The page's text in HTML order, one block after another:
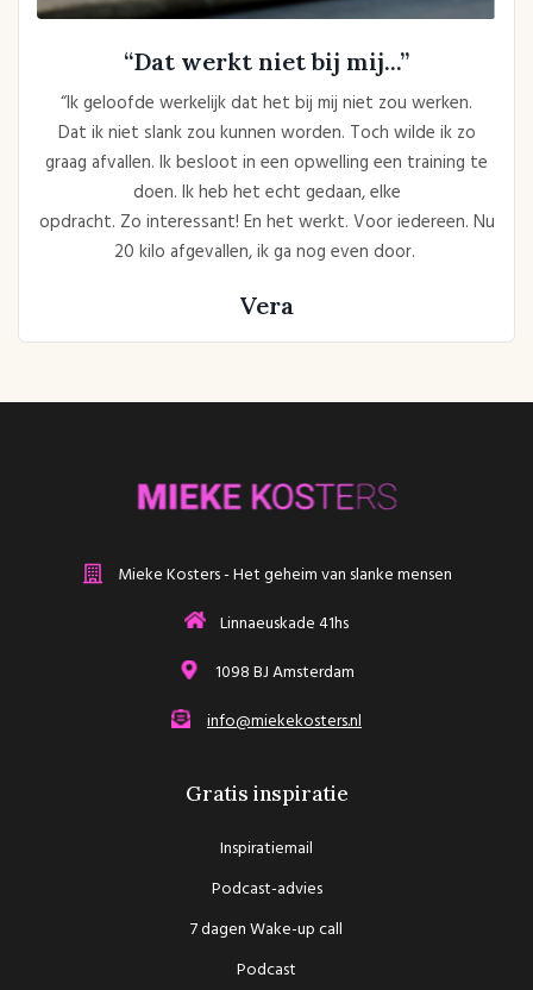
“Dat werkt niet bij mij...”
“Ik geloofde werkelijk dat het bij mij niet zou werken.
Dat ik niet slank zou kunnen worden. Toch wilde ik zo
graag afvallen. Ik besloot in een opwelling een training te
doen. Ik heb het echt gedaan, elke
opdracht. Zo interessant! En het werkt. Voor iedereen. Nu
20 kilo afgevallen, ik ga nog even door.
Vera
Mieke Kosters - Het geheim van slanke mensen
Linnaeuskade 41hs
1098 BJ Amsterdam
info@miekekosters.nl
Gratis inspiratie
Inspiratiemail
Podcast-advies
7 dagen Wake-up call
Podcast